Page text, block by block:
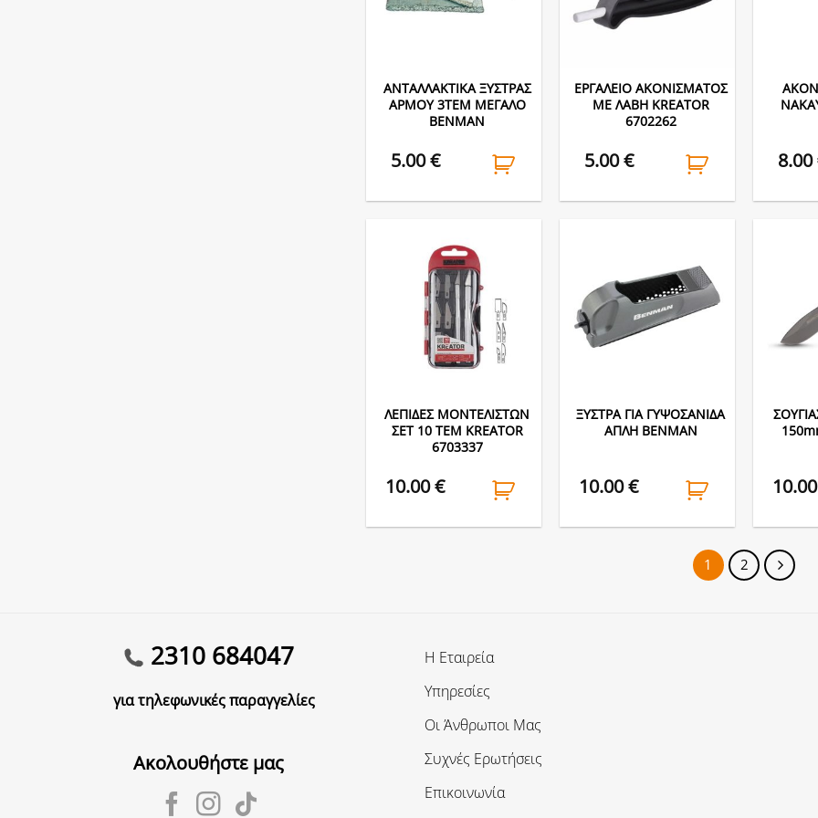
ΑΝΤΑΛΛΑΚΤΙΚΑ ΞΥΣΤΡΑΣ
ΑΡΜΟΥ 3ΤΕΜ ΜΕΓΑΛΟ
BENMAN
5.00€
ΕΡΓΑΛΕΙΟ ΑΚΟΝΙΣΜΑΤΟΣ
ΜΕ ΛΑΒΗ KREATOR
6702262
5.00€ 8.00
ΛΕΠΙΔΕΣ ΜΟΝΤΕΛΙΣΤΩΝ
ΣΕΤ 10 ΤΕΜ KREATOR
6703337
10.00€
ΞΥΣΤΡΑ ΓΙΑ ΓΥΨΟΣΑΝΙΔΑ
ΑΠΛΗ BENMAN
10.00€
1 2
2310 684047
για τηλεφωνικές παραγγελίες
Ακολουθήστε μας
Η Εταιρεία
Υπηρεσίες
Οι Άνθρωποι Μας
Συχνές Ερωτήσεις
Επικοινωνία